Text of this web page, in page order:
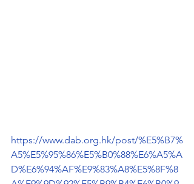
https://www.dab.org.hk/post/%E5%B7%
A5%E5%95%86%E5%B0%88%E6%A5%A
D%E6%94%AF%E9%83%A8%E5%8F%8